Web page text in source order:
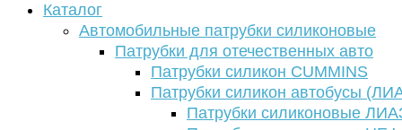
Каталог
Автомобильные патрубки силиконовые
Патрубки для отечественных авто
Патрубки силикон CUMMINS
Патрубки силикон автобусы
Патрубки силиконовые